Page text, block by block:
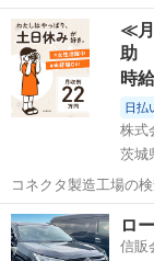
109cm … も活躍しま
福岡 大野城市
≪月
助
時
日払
株式
茨城
コネクタ製造工場の
日128日★クリーンル
★就業先食堂利用可！日
工場のお仕事 ◇コネ
茨城 常陸大宮市
ロ
信販